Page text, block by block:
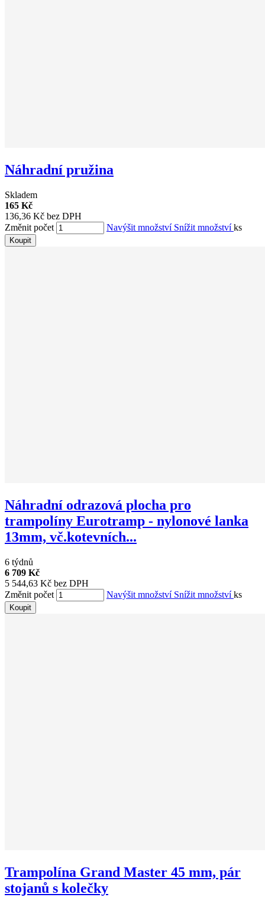
Náhradní pružina
Skladem
165 Kč
136,36 Kč bez DPH
Změnit počet
Navýšit množství Snížit množstvíks
Koupit
Náhradní odrazová plocha pro
trampolíny Eurotramp - nylonové lanka
13mm, vč.kotevních...
6 týdnů
6 709 Kč
5 544,63 Kč bez DPH
Změnit počet
Navýšit množství Snížit množstvíks
Koupit
Trampolína Grand Master 45 mm, pár
stojanů s kolečky